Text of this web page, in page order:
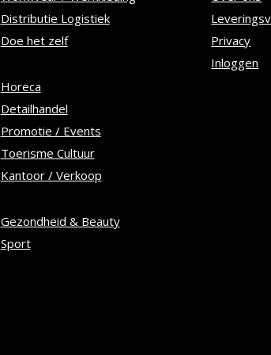
kan
Distributie Logistiek
Doe het zelf
Horeca
Detailhandel
Promotie / Events
Toerisme Cultuur
Kantoor / Verkoop
Gezondheid & Beauty
Sport
Privacy
Inloggen